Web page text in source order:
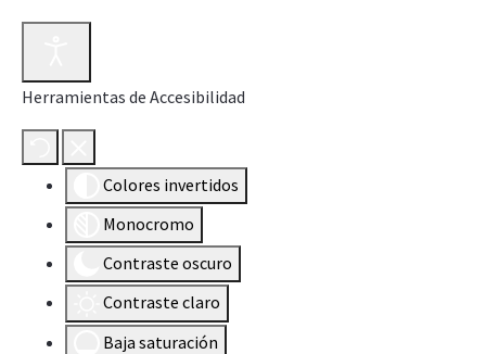
Herramientas de Accesibilidad
Colores invertidos
Monocromo
Contraste oscuro
Contraste claro
Baja saturación